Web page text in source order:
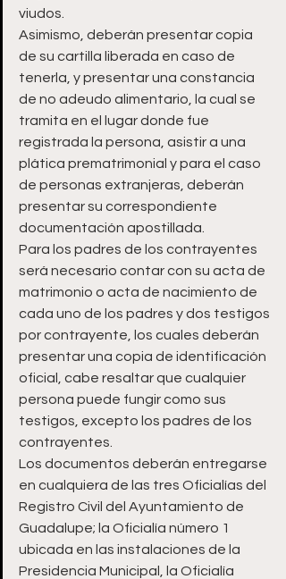
viudos.
Asimismo, deberán presentar copia
de su cartilla liberada en caso de
tenerla, y presentar una constancia
de no adeudo alimentario, la cual se
tramita en el lugar donde fue
registrada la persona, asistir a una
plática prematrimonial y para el caso
de personas extranjeras, deberán
presentar su correspondiente
documentación apostillada.
Para los padres de los contrayentes
será necesario contar con su acta de
matrimonio o acta de nacimiento de
cada uno de los padres y dos testigos
por contrayente, los cuales deberán
presentar una copia de identificación
oficial, cabe resaltar que cualquier
persona puede fungir como sus
testigos, excepto los padres de los
contrayentes.
Los documentos deberán entregarse
en cualquiera de las tres Oficialías del
Registro Civil del Ayuntamiento de
Guadalupe; la Oficialía número 1
ubicada en las instalaciones de la
Presidencia Municipal, la Oficialía